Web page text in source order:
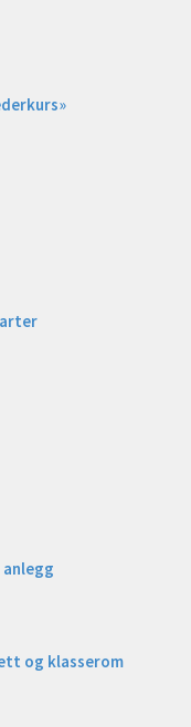
og klasserom